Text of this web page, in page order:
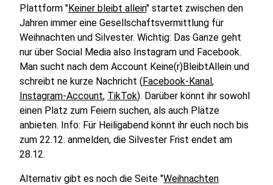
Plattform "Keiner bleibt allein" startet zwischen den
Jahren immer eine Gesellschaftsvermittlung für
Weihnachten und Silvester. Wichtig: Das Ganze geht
nur über Social Media also Instagram und Facebook.
Man sucht nach dem Account Keine(r)BleibtAllein und
schreibt ne kurze Nachricht (Facebook-Kanal,
Instagram-Account, TikTok). Darüber könnt ihr sowohl
einen Platz zum Feiern suchen, als auch Plätze
anbieten. Info: Für Heiligabend könnt ihr euch noch bis
zum 22.12. anmelden, die Silvester Frist endet am
28.12.
Alternativ gibt es noch die Seite "Weihnachten